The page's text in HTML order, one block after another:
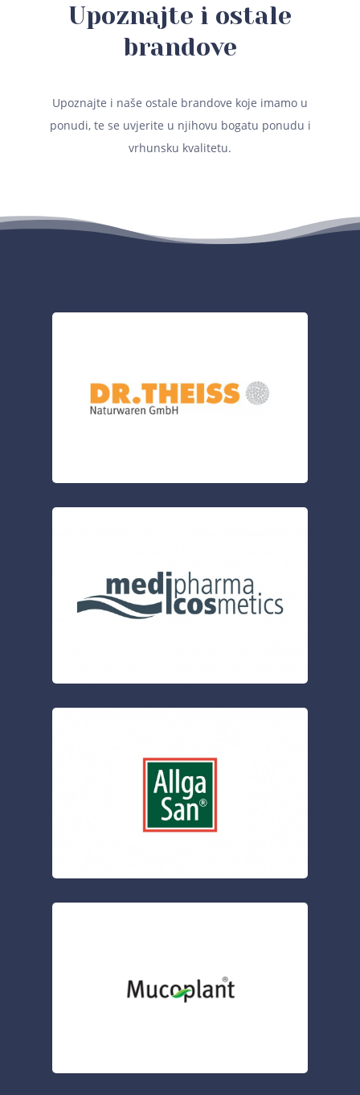
Upoznajte i ostale
brandove
Upoznajte i naše ostale brandove koje imamo u
ponudi, te se uvjerite u njihovu bogatu ponudu i
vrhunsku kvalitetu.